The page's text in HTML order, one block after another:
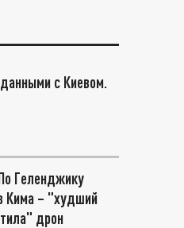
с Киевом.
Геленджику
Кима – "худший
дрон